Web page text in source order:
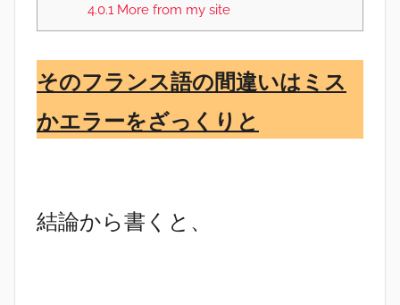
4.0.1More from my site
そのフランス語の間違いはミス
かエラーをざっくりと
結論から書くと、